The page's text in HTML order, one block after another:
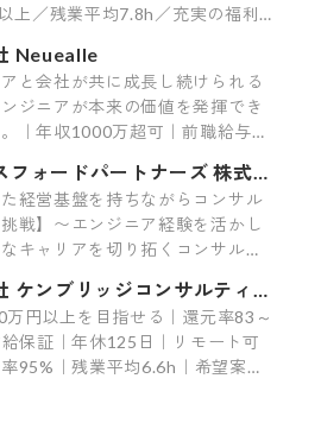
上／残業平均7.8h／充実の福利
Neuealle
と会社が共に成長し続けられる
ジニアが本来の価値を発揮でき
｜年収1000万超可｜前職給与保
フォードパートナーズ 株式会
た経営基盤を持ちながらコンサル
戦】〜エンジニア経験を活かし
キャリアを切り拓くコンサルテ
ケンブリッジコンサルティン
万円以上を目指せる｜還元率83～
保証｜年休125日｜リモート可
95%｜残業平均6.6h｜希望案件